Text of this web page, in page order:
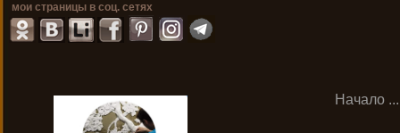
Начало
мои страницы в соц. сетях